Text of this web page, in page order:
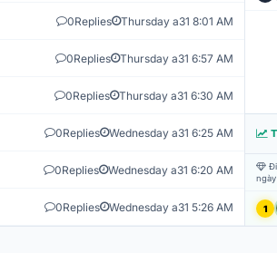
0Replies Thursday a31 8:01 AM
0Replies Thursday a31 6:57 AM
0Replies Thursday a31 6:30 AM
0Replies Wednesday a31 6:25 AM
0Replies Wednesday a31 6:20 AM
0Replies Wednesday a31 5:26 AM 1